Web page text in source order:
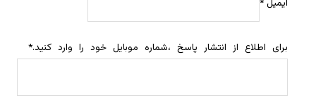
ایمیل*
برای اطلاع از انتشار پاسخ ،شماره موبایل خود را وارد کنید.*